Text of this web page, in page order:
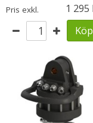
Pris exkl.
1 295
Köp